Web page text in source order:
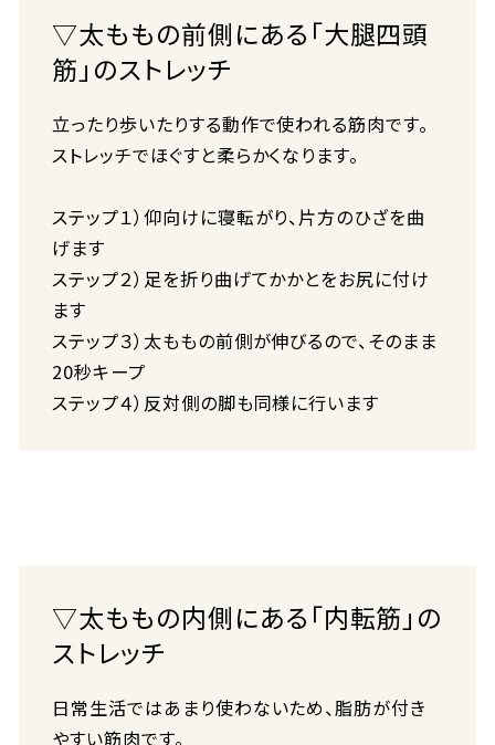
▽太ももの前側にある「大腿四頭
筋」のストレッチ
立ったり歩いたりする動作で使われる筋肉です。
ストレッチでほぐすと柔らかくなります。
ステップ１）仰向けに寝転がり、片方のひざを曲
げます
ステップ２）足を折り曲げてかかとをお尻に付け
ます
ステップ３）太ももの前側が伸びるので、そのまま
20秒キープ
ステップ４）反対側の脚も同様に行います
▽太ももの内側にある「内転筋」の
ストレッチ
日常生活ではあまり使わないため、脂肪が付き
やすい筋肉です。